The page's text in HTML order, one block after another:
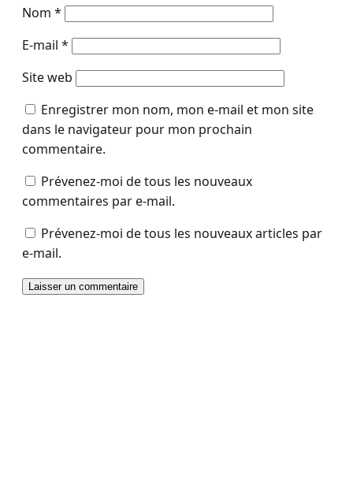
Nom *
E-mail *
Site web
Enregistrer mon nom, mon e-mail et mon site
dans le navigateur pour mon prochain
commentaire.
Prévenez-moi de tous les nouveaux
commentaires par e-mail.
Prévenez-moi de tous les nouveaux articles par
e-mail.